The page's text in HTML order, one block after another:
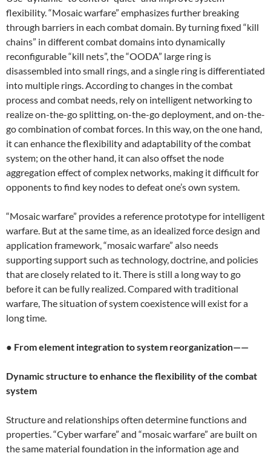
flexibility. “Mosaic warfare” emphasizes further breaking
through barriers in each combat domain. By turning fixed “kill
chains” in different combat domains into dynamically
reconfigurable “kill nets”, the “OODA” large ring is
disassembled into small rings, and a single ring is differentiated
into multiple rings. According to changes in the combat
process and combat needs, rely on intelligent networking to
realize on-the-go splitting, on-the-go deployment, and on-the-
go combination of combat forces. In this way, on the one hand,
it can enhance the flexibility and adaptability of the combat
system; on the other hand, it can also offset the node
aggregation effect of complex networks, making it difficult for
opponents to find key nodes to defeat one’s own system.
“Mosaic warfare” provides a reference prototype for intelligent
warfare. But at the same time, as an idealized force design and
application framework, “mosaic warfare” also needs
supporting support such as technology, doctrine, and policies
that are closely related to it. There is still a long way to go
before it can be fully realized. Compared with traditional
warfare, The situation of system coexistence will exist for a
long time.
● From element integration to system reorganization——
Dynamic structure to enhance the flexibility of the combat
system
Structure and relationships often determine functions and
properties. “Cyber ​​warfare” and “mosaic warfare” are built on
the same material foundation in the information age and